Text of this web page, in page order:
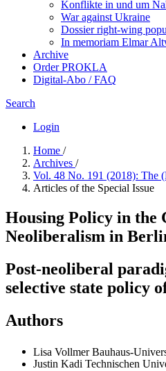
Konflikte in und um
War against Ukraine
Dossier right-wing
In me­mo­ri­am Elmar
Archive
Order PROKLA
Digital-Abo / FAQ
Search
Login
Home /
Archives /
Vol. 48 No. 191 (2018): The
Articles of the Special Issue
Housing Policy in the
Neoliberalism in
Post-neoliberal
selective state policy
Authors
Lisa VollmerBauhaus-
Justin Kadi Technischen